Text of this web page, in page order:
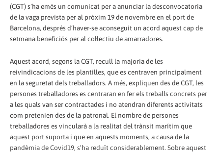
(CGT) s’ha emès un comunicat per a anunciar la desconvocatoria
de la vaga prevista per al pròxim 19 de novembre en el port de
Barcelona, després d’haver-se aconseguit un acord aquest cap de
setmana beneficiós per al col·lectiu de amarradores.
Aquest acord, segons la CGT, recull la majoria de les
reivindicacions de les plantilles, que es centraven principalment
en la seguretat dels treballadors. A més, expliquen des de CGT, les
persones treballadores es centraran en fer els treballs concrets per
a les quals van ser contractades i no atendran diferents activitats
com pretenien des de la patronal. El nombre de persones
treballadores es vincularà a la realitat del trànsit marítim que
aquest port suporta i que en aquests moments, a causa de la
pandèmia de Covid19, s’ha reduït considerablement. Sobre aquest